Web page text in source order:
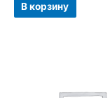
В корзину